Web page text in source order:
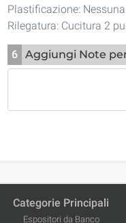
Plastificazione: Nessuna
Rilegatura: Cucitura 2
6 Aggiungi Note
Categorie Principali
Espositori da Banco